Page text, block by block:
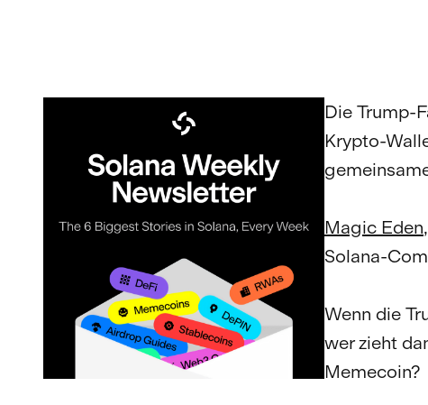
Die Trump-
Krypto-
Magic Eden
Solana-
Wenn die
wer zieht
Memecoin?